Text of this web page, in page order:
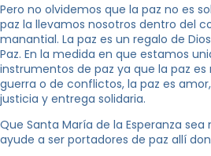
Pero no olvidemos que la paz no es
paz la llevamos nosotros dentro del
manantial. La paz es un regalo de
Paz. En la medida en que estamos
instrumentos de paz ya que la paz
guerra o de conflictos, la paz es
justicia y entrega solidaria.
Que Santa María de la Esperanza
ayude a ser portadores de paz allí